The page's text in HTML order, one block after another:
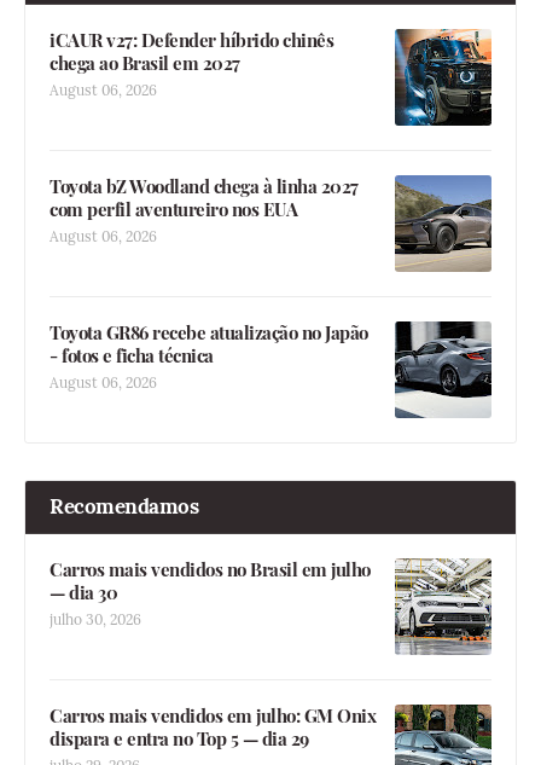
iCAUR v27: Defender híbrido chinês
chega ao Brasil em 2027
August 06, 2026
Toyota bZ Woodland chega à linha 2027
com perfil aventureiro nos EUA
August 06, 2026
Toyota GR86 recebe atualização no Japão
- fotos e ficha técnica
August 06, 2026
Recomendamos
Carros mais vendidos no Brasil em julho
— dia 30
julho 30, 2026
Carros mais vendidos em julho: GM Onix
dispara e entra no Top 5 — dia 29